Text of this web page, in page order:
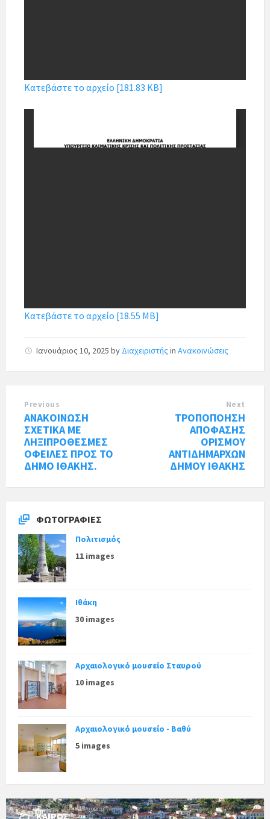
Κατεβάστε το αρχείο [181.83 KB]
Κατεβάστε το αρχείο [18.55 MB]
Ιανουάριος 10, 2025 by Διαχειριστής in Ανακοινώσεις
Previous
ΑΝΑΚΟΙΝΩΣΗ
ΣΧΕΤΙΚΑ ΜΕ
ΛΗΞΙΠΡΟΘΕΣΜΕΣ
ΟΦΕΙΛΕΣ ΠΡΟΣ ΤΟ
ΔΗΜΟ ΙΘΑΚΗΣ.
Next
ΤΡΟΠΟΠΟΗΣΗ
ΑΠΟΦΑΣΗΣ
ΟΡΙΣΜΟΥ
ΑΝΤΙΔΗΜΑΡΧΩΝ
ΔΗΜΟΥ ΙΘΑΚΗΣ
ΦΩΤΟΓΡΑΦΊΕΣ
Πολιτισμός
11 images
Ιθάκη
30 images
Αρχαιολογικό μουσείο Σταυρού
10 images
Αρχαιολογικό μουσείο - Βαθύ
5 images
ΚΑΙΡΌΣ